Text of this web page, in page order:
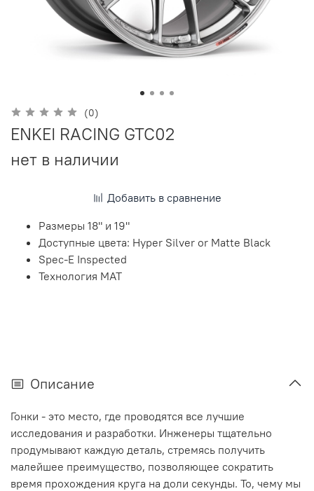
(0)
ENKEI RACING GTC02
нет в наличии
Добавить в сравнение
Размеры 18" и 19"
Доступные цвета: Hyper Silver or Matte Black
Spec-E Inspected
Технология МАТ
Описание
Гонки - это место, где проводятся все лучшие
исследования и разработки. Инженеры тщательно
продумывают каждую деталь, стремясь получить
малейшее преимущество, позволяющее сократить
время прохождения круга на доли секунды. То, чему мы